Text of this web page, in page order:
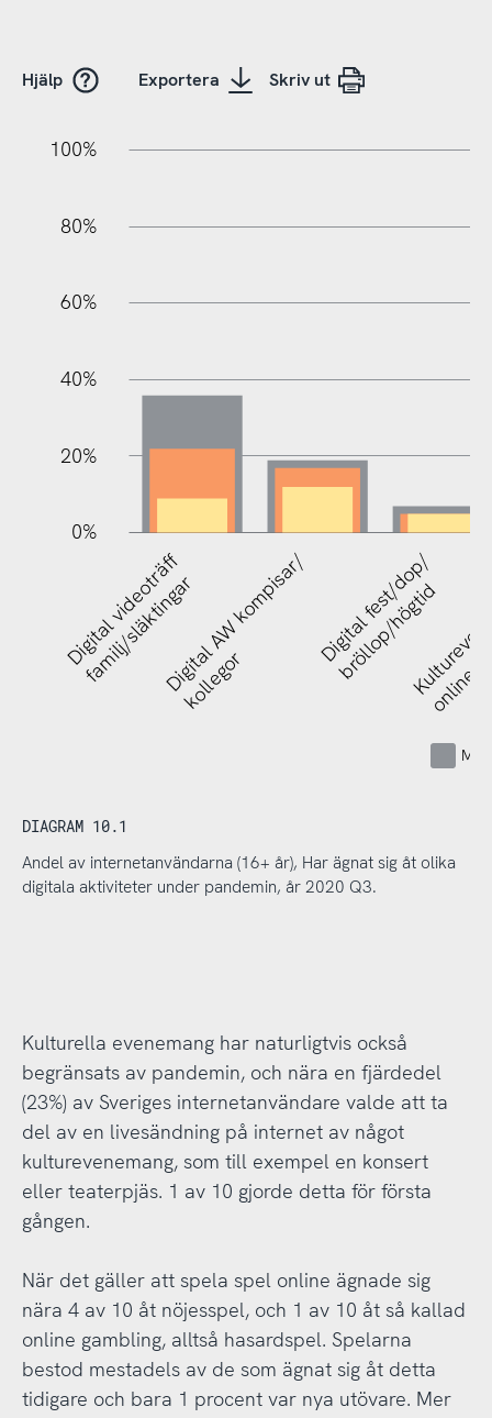
Hjälp Exportera Skriv ut
100%
80%
60%
40%
20%
0%
Digital videoträff
familj/släktingarDigital AW kompisar/
kollegor
Digital fest/dop/
bröllop/högtid
online
DIAGRAM 10.1
Andel av internetanvändarna (16+ år), Har ägnat sig åt olika
digitala aktiviteter under pandemin, år 2020 Q3.
Kulturella evenemang har naturligtvis också
begränsats av pandemin, och nära en fjärdedel
(23%) av Sveriges internetanvändare valde att ta
del av en livesändning på internet av något
kulturevenemang, som till exempel en konsert
eller teaterpjäs. 1 av 10 gjorde detta för första
gången.
När det gäller att spela spel online ägnade sig
nära 4 av 10 åt nöjesspel, och 1 av 10 åt så kallad
online gambling, alltså hasardspel. Spelarna
bestod mestadels av de som ägnat sig åt detta
tidigare och bara 1 procent var nya utövare. Mer